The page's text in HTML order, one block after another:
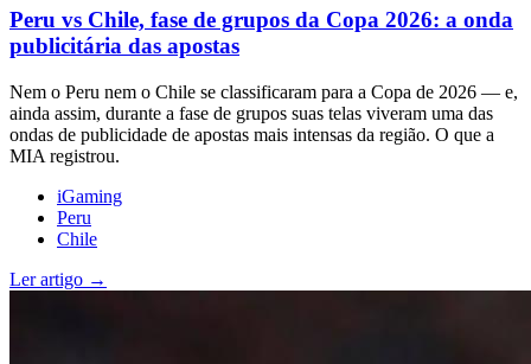
Peru vs Chile, fase de grupos da Copa 2026: a onda
publicitária das apostas
Nem o Peru nem o Chile se classificaram para a Copa de 2026 — e,
ainda assim, durante a fase de grupos suas telas viveram uma das
ondas de publicidade de apostas mais intensas da região. O que a
MIA registrou.
iGaming
Peru
Chile
Ler artigo →